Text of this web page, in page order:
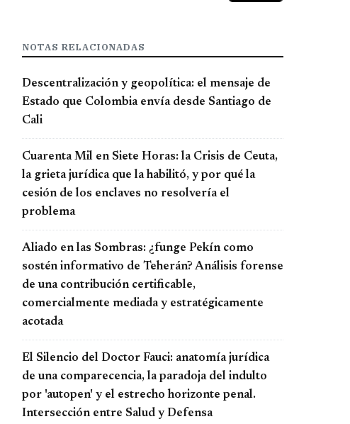
NOTAS RELACIONADAS
Descentralización y geopolítica: el mensaje de
Estado que Colombia envía desde Santiago de
Cali
Cuarenta Mil en Siete Horas: la Crisis de Ceuta,
la grieta jurídica que la habilitó, y por qué la
cesión de los enclaves no resolvería el
problema
Aliado en las Sombras: ¿funge Pekín como
sostén informativo de Teherán? Análisis forense
de una contribución certificable,
comercialmente mediada y estratégicamente
acotada
El Silencio del Doctor Fauci: anatomía jurídica
de una comparecencia, la paradoja del indulto
por 'autopen' y el estrecho horizonte penal.
Intersección entre Salud y Defensa